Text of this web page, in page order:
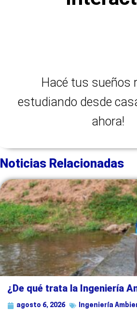
Hacé tus sueños
estudiando desde
ahora!
Noticias Relacionadas
¿De qué trata la Ingeniería
agosto 6, 2026 Ingeniería